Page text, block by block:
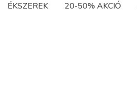
ÉKSZEREK 20-50% AKCIÓ